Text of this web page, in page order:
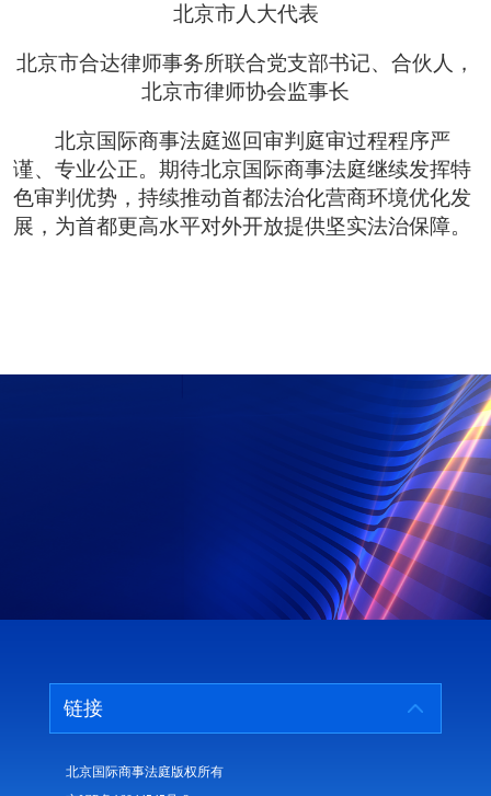
北京市人大代表
北京市合达律师事务所联合党支部书记、合伙人，
北京市律师协会监事长
北京国际商事法庭巡回审判庭审过程程序严
谨、专业公正。期待北京国际商事法庭继续发挥特
色审判优势，持续推动首都法治化营商环境优化发
展，为首都更高水平对外开放提供坚实法治保障。
链接
北京国际商事法庭版权所有